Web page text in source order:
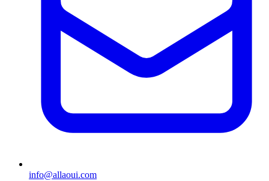
info@allaoui.com